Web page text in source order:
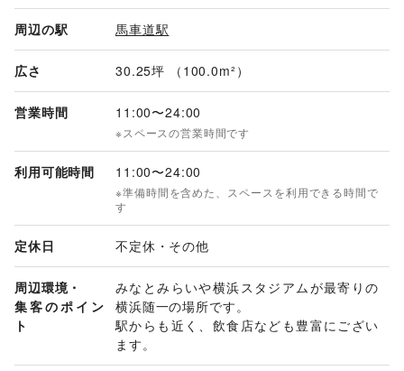
周辺の駅 馬車道駅
広さ 30.25坪 （100.0m²）
営業時間 11:00〜24:00
※スペースの営業時間です
利用可能時間 11:00〜24:00
※準備時間を含めた、スペースを利用できる時間で
す
定休日 不定休・その他
周辺環境・
集客のポイン
ト
みなとみらいや横浜スタジアムが最寄りの
横浜随一の場所です。
駅からも近く、飲食店なども豊富にござい
ます。